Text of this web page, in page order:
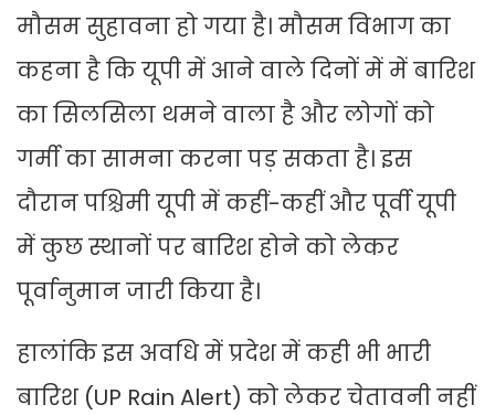
मौसम सुहावना हो गया है। मौसम विभाग का
कहना है कि यूपी में आने वाले दिनों में में बारिश
का सिलसिला थमने वाला है और लोगों को
गर्मी का सामना करना पड़ सकता है। इस
दौरान पश्चिमी यूपी में कहीं-कहीं और पूर्वी यूपी
में कुछ स्थानों पर बारिश होने को लेकर
पूर्वानुमान जारी किया है।
हालांकि इस अवधि में प्रदेश में कही भी भारी
बारिश (UP Rain Alert) को लेकर चेतावनी नहीं